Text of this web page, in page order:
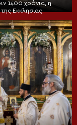
1400 χρόνια, η
Εκκλησίας